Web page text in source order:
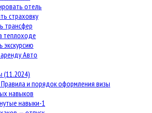
отель
страховку
трансфер
теплоходе
экскурсию
Авто
(11.2024)
и порядок оформления визы
навыков
навыки-1